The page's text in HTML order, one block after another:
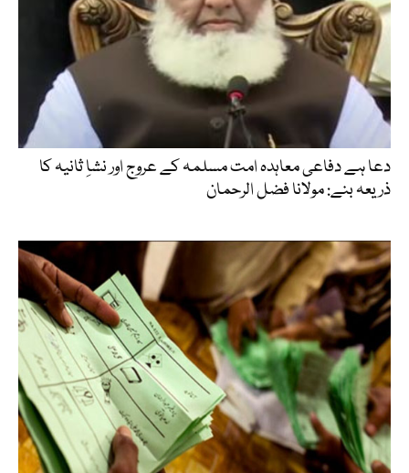
دعا ہے دفاعی معاہدہ امت مسلمہ کے عروج اور نشاِ ثانیہ کا
ذریعہ بنے: مولانا فضل الرحمان